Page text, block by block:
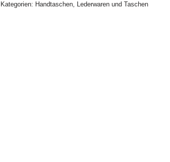
Kategorien: Handtaschen, Lederwaren und Taschen